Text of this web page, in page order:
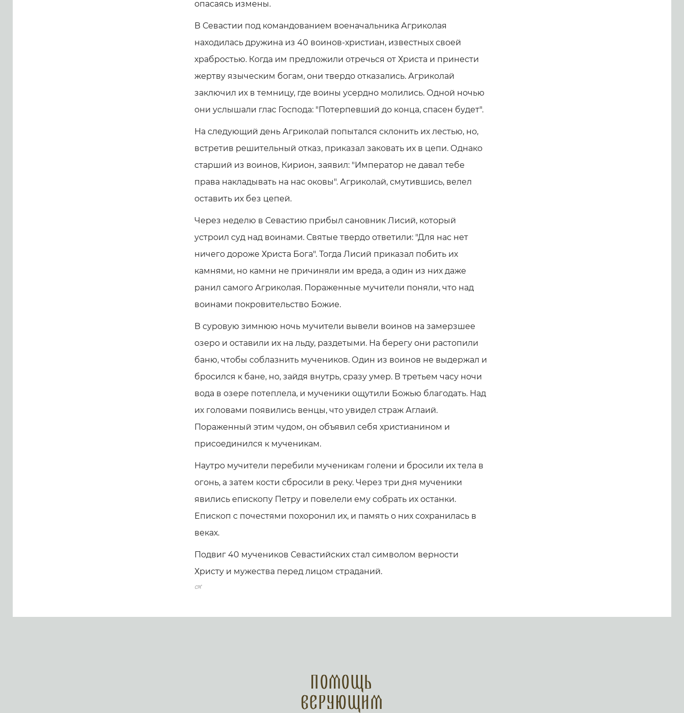
опасаясь измены.
В Севастии под командованием военачальника Агриколая
находилась дружина из 40 воинов-христиан, известных своей
храбростью. Когда им предложили отречься от Христа и принести
жертву языческим богам, они твердо отказались. Агриколай
заключил их в темницу, где воины усердно молились. Одной ночью
они услышали глас Господа: "Потерпевший до конца, спасен будет".
На следующий день Агриколай попытался склонить их лестью, но,
встретив решительный отказ, приказал заковать их в цепи. Однако
старший из воинов, Кирион, заявил: "Император не давал тебе
права накладывать на нас оковы". Агриколай, смутившись, велел
оставить их без цепей.
Через неделю в Севастию прибыл сановник Лисий, который
устроил суд над воинами. Святые твердо ответили: "Для нас нет
ничего дороже Христа Бога". Тогда Лисий приказал побить их
камнями, но камни не причиняли им вреда, а один из них даже
ранил самого Агриколая. Пораженные мучители поняли, что над
воинами покровительство Божие.
В суровую зимнюю ночь мучители вывели воинов на замерзшее
озеро и оставили их на льду, раздетыми. На берегу они растопили
баню, чтобы соблазнить мучеников. Один из воинов не выдержал и
бросился к бане, но, зайдя внутрь, сразу умер. В третьем часу ночи
вода в озере потеплела, и мученики ощутили Божью благодать. Над
их головами появились венцы, что увидел страж Аглаий.
Пораженный этим чудом, он объявил себя христианином и
присоединился к мученикам.
Наутро мучители перебили мученикам голени и бросили их тела в
огонь, а затем кости сбросили в реку. Через три дня мученики
явились епископу Петру и повелели ему собрать их останки.
Епископ с почестями похоронил их, и память о них сохранилась в
веках.
Подвиг 40 мучеников Севастийских стал символом верности
Христу и мужества перед лицом страданий.
Помощь
верующим